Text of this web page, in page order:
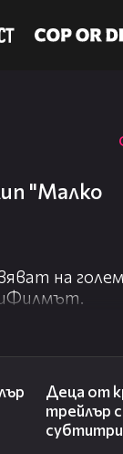
"Малко
на
Деца от
трейлър
субтитри